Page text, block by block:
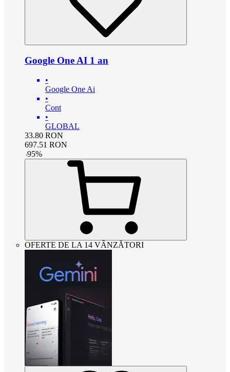
Google One AI 1 an
•
Google One Ai
•
Cont
•
GLOBAL
33.80 RON
697.51 RON
-95%
OFERTE DE LA 14 VÂNZĂTORI